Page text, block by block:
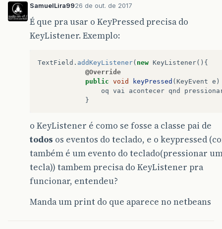
SamuelLira9926 de out. de 2017
É que pra usar o KeyPressed precisa do
KeyListener. Exemplo:
TextField . addKeyListener( new KeyListener(){
@Override
public void keyPressed (KeyEvent e )
oq vai acontecer qnd
}
o KeyListener é como se fosse a classe pai de
todos os eventos do teclado, e o keypressed
também é um evento do teclado(pressionar
tecla)) tambem precisa do KeyListener pra
funcionar, entendeu?
Manda um print do que aparece no netbeans